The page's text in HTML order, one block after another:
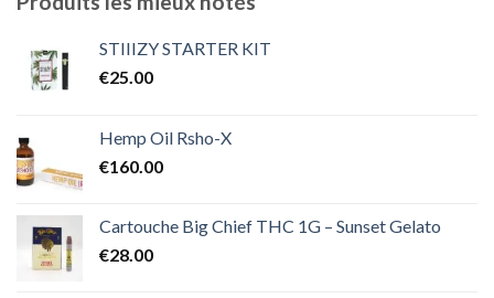
€2,000.00
STIIIZY STARTER KIT
€25.00
Hemp Oil Rsho-X
€160.00
Cartouche Big Chief THC 1G – Sunset Gelato
€28.00